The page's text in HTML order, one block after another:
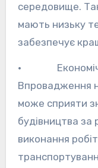
середовище.
мають низьку
забезпечує
·
Впровадження
може сприяти
будівництва за
виконання